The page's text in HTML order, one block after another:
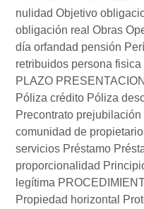
nulidad Objetivo
obligación real Obras
día orfandad pensión
retribuidos persona fisica
PLAZO PRESENTACION
Póliza crédito Póliza
Precontrato prejubilación
comunidad de
servicios Préstamo
proporcionalidad
legítima
Propiedad horizontal